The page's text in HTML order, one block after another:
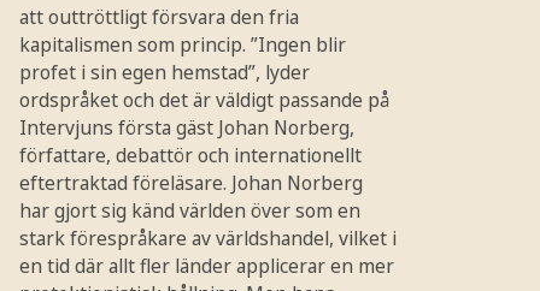
att outtröttligt försvara den fria
kapitalismen som princip. ”Ingen blir
profet i sin egen hemstad”, lyder
ordspråket och det är väldigt passande på
Intervjuns första gäst Johan Norberg,
författare, debattör och internationellt
eftertraktad föreläsare. Johan Norberg
har gjort sig känd världen över som en
stark förespråkare av världshandel, vilket i
en tid där allt fler länder applicerar en mer